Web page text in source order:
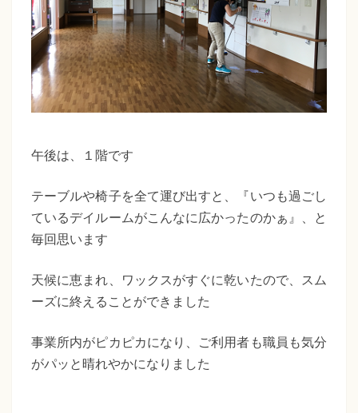
午後は、１階です
テーブルや椅子を全て運び出すと、『いつも過ごし
ているデイルームがこんなに広かったのかぁ』、と
毎回思います
天候に恵まれ 、ワックスがすぐに乾いたので、スム
ーズに終えることができました
事業所内がピカピカになり、ご利用者も職員も気分
がパッと晴れやかになりました